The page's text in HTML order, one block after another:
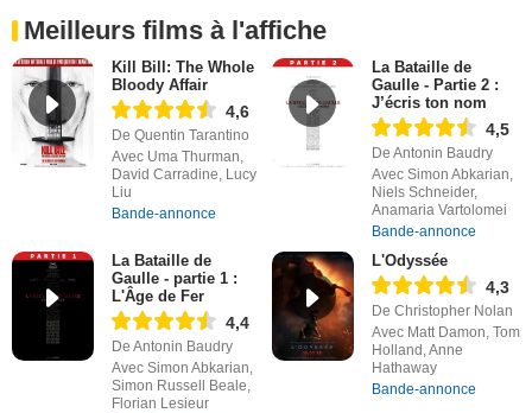
Meilleurs films à l'affiche
Kill Bill: The Whole
Bloody Affair
4,6
De Quentin Tarantino
Avec Uma Thurman,
David Carradine, Lucy
Liu
Bande-annonce
La Bataille de
Gaulle - Partie 2 :
J’écris ton nom
4,5
De Antonin Baudry
Avec Simon Abkarian,
Niels Schneider,
Anamaria Vartolomei
Bande-annonce
La Bataille de
Gaulle - partie 1 :
L'Âge de Fer
4,4
De Antonin Baudry
Avec Simon Abkarian,
Simon Russell Beale,
Florian Lesieur
L'Odyssée
4,3
De Christopher Nolan
Avec Matt Damon, Tom
Holland, Anne
Hathaway
Bande-annonce